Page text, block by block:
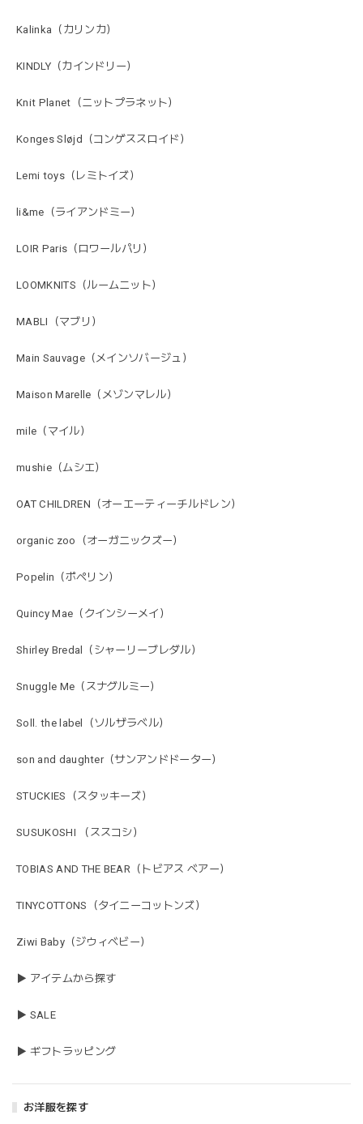
Kalinka（カリンカ）
KINDLY（カインドリー）
Knit Planet（ニットプラネット）
Konges Sløjd（コンゲススロイド）
Lemi toys（レミトイズ）
li&me（ライアンドミー）
LOIR Paris（ロワールパリ）
LOOMKNITS（ルームニット）
MABLI（マブリ）
Main Sauvage（メインソバージュ）
Maison Marelle（メゾンマレル）
mile（マイル）
mushie（ムシエ）
OAT CHILDREN（オーエーティーチルドレン）
organic zoo（オーガニックズー）
Popelin（ポペリン）
Quincy Mae（クインシーメイ）
Shirley Bredal（シャーリーブレダル）
Snuggle Me（スナグルミー）
Soll. the label（ソルザラベル）
son and daughter（サンアンドドーター）
STUCKIES（スタッキーズ）
SUSUKOSHI （ススコシ）
TOBIAS AND THE BEAR（トビアス ベアー）
TINYCOTTONS（タイニーコットンズ）
Ziwi Baby（ジウィベビー）
▶ アイテムから探す
▶ SALE
▶ ギフトラッピング
お洋服を探す